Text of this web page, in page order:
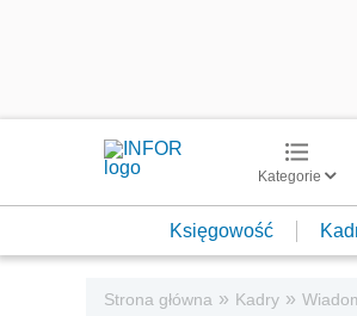
Kategorie
Księgowość
Strona główna » Kadry »